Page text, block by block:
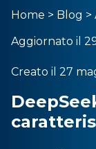
Home > Blog >
Aggiornato il
Creato il 27